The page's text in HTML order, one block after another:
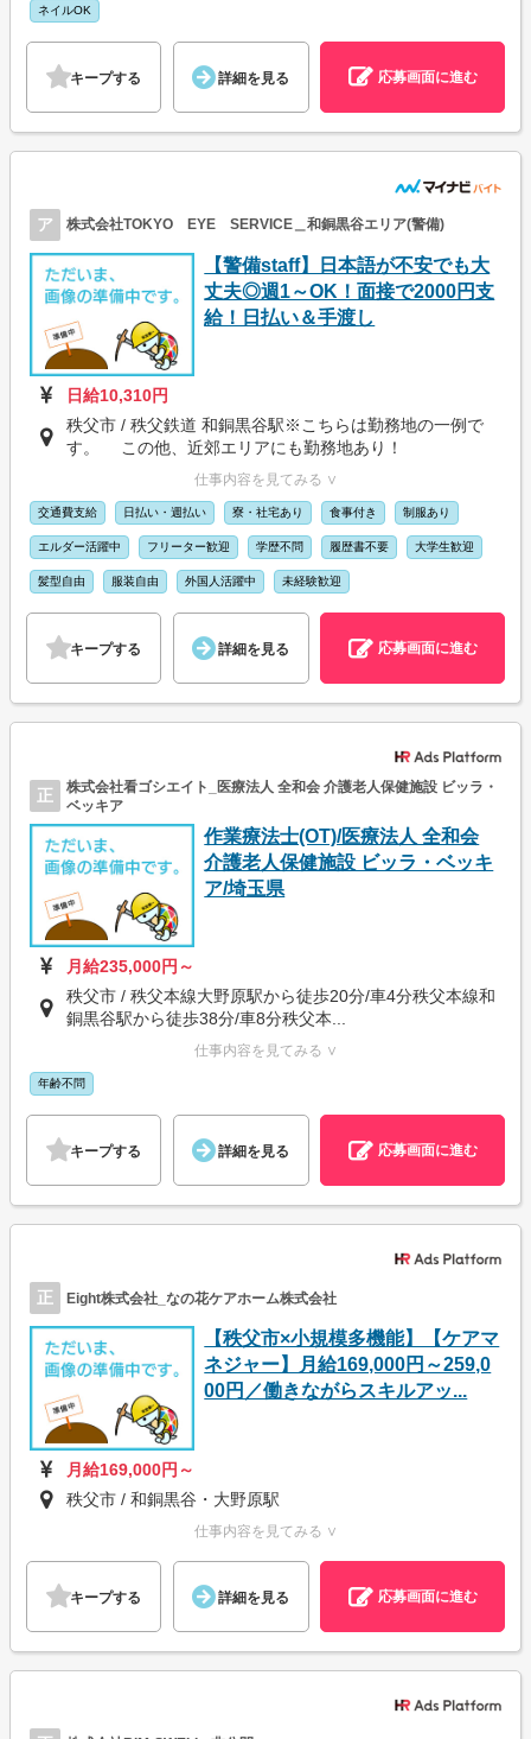
ネイルOK
キープする 詳細を見る 応募画面に進む
ア 株式会社TOKYO EYE SERVICE＿和銅黒谷エリア(警備)
【警備staff】日本語が不安でも大
丈夫◎週1～OK！面接で2000円支
給！日払い＆手渡し
日給10,310円
秩父市 / 秩父鉄道 和銅黒谷駅※こちらは勤務地の一例で
す。 この他、近郊エリアにも勤務地あり！
仕事内容を見てみる ∨
交通費支給 日払い・週払い 寮・社宅あり 食事付き 制服あり
エルダー活躍中 フリーター歓迎 学歴不問 履歴書不要 大学生歓迎
髪型自由 服装自由 外国人活躍中 未経験歓迎
キープする 詳細を見る 応募画面に進む
正
株式会社看ゴシエイト_医療法人 全和会 介護老人保健施設 ビッラ・
ベッキア
作業療法士(OT)/医療法人 全和会
介護老人保健施設 ビッラ・ベッキ
ア/埼玉県
月給235,000円～
秩父市 / 秩父本線大野原駅から徒歩20分/車4分秩父本線和
銅黒谷駅から徒歩38分/車8分秩父本...
仕事内容を見てみる ∨
年齢不問
キープする 詳細を見る 応募画面に進む
正 Eight株式会社_なの花ケアホーム株式会社
【秩父市×小規模多機能】【ケアマ
ネジャー】月給169,000円～259,0
00円／働きながらスキルアッ...
月給169,000円～
秩父市 / 和銅黒谷・大野原駅
仕事内容を見てみる ∨
キープする 詳細を見る 応募画面に進む